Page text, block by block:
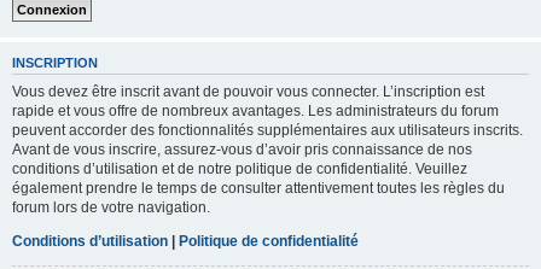
INSCRIPTION
Vous devez être inscrit avant de pouvoir vous connecter. L’inscription est
rapide et vous offre de nombreux avantages. Les administrateurs du forum
peuvent accorder des fonctionnalités supplémentaires aux utilisateurs inscrits.
Avant de vous inscrire, assurez-vous d’avoir pris connaissance de nos
conditions d’utilisation et de notre politique de confidentialité. Veuillez
également prendre le temps de consulter attentivement toutes les règles du
forum lors de votre navigation.
Conditions d’utilisation | Politique de confidentialité